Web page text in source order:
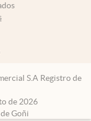
S.A Registro de
de 2026
Goñi